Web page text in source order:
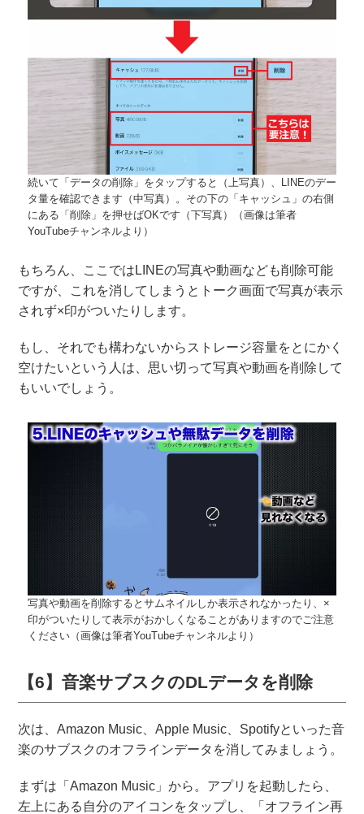
続いて「データの削除」をタップすると（上写真）、LINEのデー
タ量を確認できます（中写真）。その下の「キャッシュ」の右側
にある「削除」を押せばOKです（下写真）（画像は筆者
YouTubeチャンネルより）
もちろん、ここではLINEの写真や動画なども削除可能
ですが、これを消してしまうとトーク画面で写真が表示
されず×印がついたりします。
もし、それでも構わないからストレージ容量をとにかく
空けたいという人は、思い切って写真や動画を削除して
もいいでしょう。
写真や動画を削除するとサムネイルしか表示されなかったり、×
印がついたりして表示がおかしくなることがありますのでご注意
ください（画像は筆者YouTubeチャンネルより）
【6】音楽サブスクのDLデータを削除
次は、Amazon Music、Apple Music、Spotifyといった音
楽のサブスクのオフラインデータを消してみましょう。
まずは「Amazon Music」から。アプリを起動したら、
左上にある自分のアイコンをタップし、「オフライン再